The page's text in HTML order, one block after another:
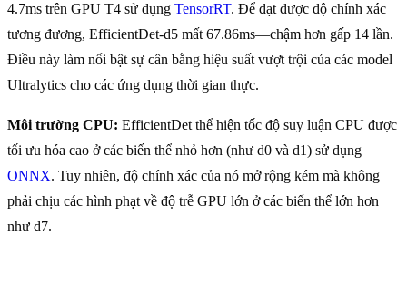
4.7ms trên GPU T4 sử dụng TensorRT. Để đạt được độ chính xác
tương đương, EfficientDet-d5 mất 67.86ms—chậm hơn gấp 14 lần.
Điều này làm nổi bật sự cân bằng hiệu suất vượt trội của các model
Ultralytics cho các ứng dụng thời gian thực.
Môi trường CPU: EfficientDet thể hiện tốc độ suy luận CPU được
tối ưu hóa cao ở các biến thể nhỏ hơn (như d0 và d1) sử dụng
ONNX. Tuy nhiên, độ chính xác của nó mở rộng kém mà không
phải chịu các hình phạt về độ trễ GPU lớn ở các biến thể lớn hơn
như d7.